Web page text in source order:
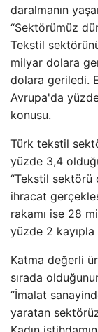
daralmanın
“Sektörümüz
Tekstil
milyar dolara
dolara geriledi.
Avrupa'da
konusu.
Türk tekstil
yüzde 3,4
“Tekstil sektörü
ihracat
rakamı ise 28
yüzde 2 kayıpla
Katma değerli
sırada
“İmalat
yaratan